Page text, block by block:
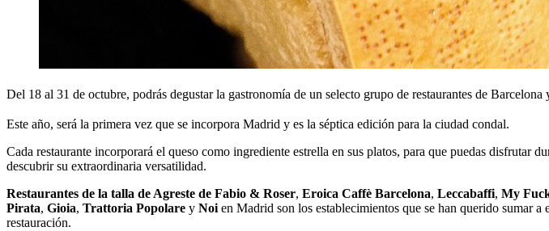
Del 18 al 31 de octubre, podrás degustar la gastronomía de un selecto grupo de restaurantes de
Este año, será la primera vez que se incorpora Madrid y es la séptica edición para la ciudad condal.
Cada restaurante incorporará el queso como ingrediente estrella en sus platos, para que puedas
descubrir su extraordinaria versatilidad.
Restaurantes de la talla de Agreste de Fabio & Roser, Eroica Caffè Barcelona, Leccabaffi, My
Pirata, Gioia, Trattoria Popolare y Noi en Madrid son los establecimientos que se han querido sumar
restauración.